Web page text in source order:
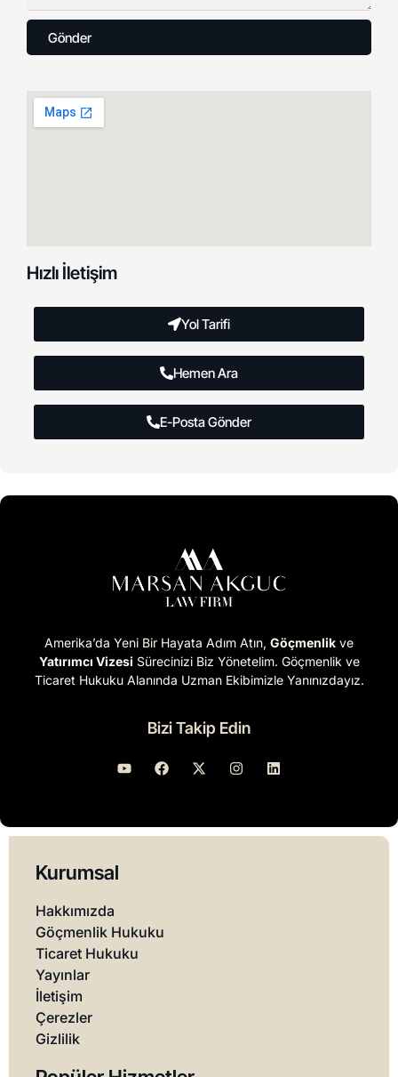
Gönder
Hızlı İletişim
Yol Tarifi
Hemen Ara
E-Posta Gönder
Amerika’da Yeni Bir Hayata Adım Atın, Göçmenlik ve
Yatırımcı Vizesi Sürecinizi Biz Yönetelim. Göçmenlik ve
Ticaret Hukuku Alanında Uzman Ekibimizle Yanınızdayız.
Bizi Takip Edin
Kurumsal
Hakkımızda
Göçmenlik Hukuku
Ticaret Hukuku
Yayınlar
İletişim
Çerezler
Gizlilik